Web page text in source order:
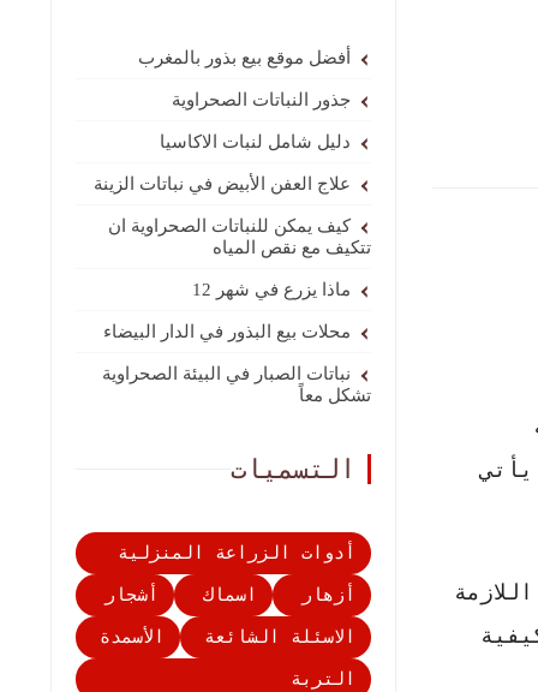
أفضل موقع بيع بذور بالمغرب
جذور النباتات الصحراوية
دليل شامل لنبات الاكاسيا
علاج العفن الأبيض في نباتات الزينة
كيف يمكن للنباتات الصحراوية ان
تتكيف مع نقص المياه
ماذا يزرع في شهر 12
محلات بيع البذور في الدار البيضاء
نباتات الصبار في البيئة الصحراوية
تشكل معاً
التسميات
أدوات الزراعة المنزلية
أزهار
اسماك
أشجار
الاسئلة الشائعة
الأسمدة
التربة